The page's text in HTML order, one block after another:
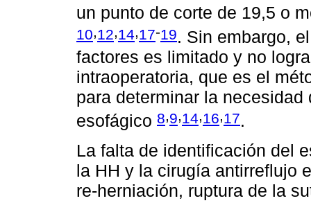
un punto de corte de 19,5 o
10,12,14,17-19. Sin embargo,
factores es limitado y no
intraoperatoria, que es el
para determinar la
esofágico 8,9,14,16,17.
La falta de identificación del
la HH y la cirugía antirreflujo
re-herniación, ruptura de la